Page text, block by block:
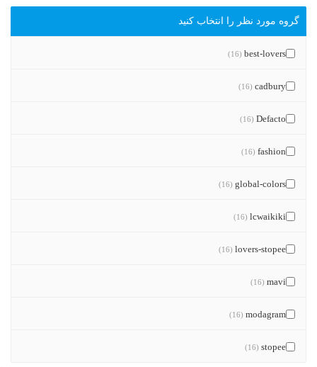
گروه مورد نظر را انتخاب کنید
best-lovers
(16)
cadbury
(16)
Defacto
(16)
fashion
(16)
global-colors
(16)
lcwaikiki
(16)
lovers-stopee
(16)
mavi
(16)
modagram
(16)
stopee
(16)